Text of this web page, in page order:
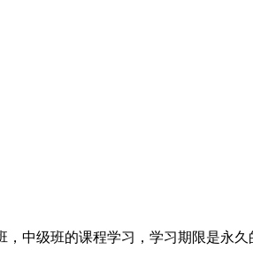
中级班的课程学习，学习期限是永久